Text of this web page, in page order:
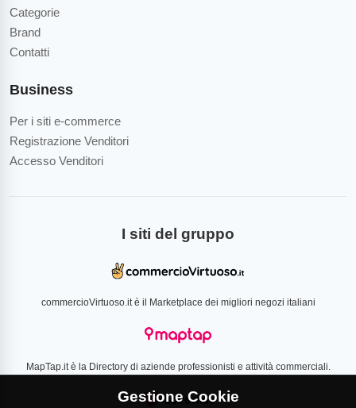
Categorie
Brand
Contatti
Business
Per i siti e-commerce
Registrazione Venditori
Accesso Venditori
I siti del gruppo
commercioVirtuoso.it è il Marketplace dei migliori negozi italiani
MapTap.it è la Directory di aziende professionisti e attività commerciali.
Gestione Cookie